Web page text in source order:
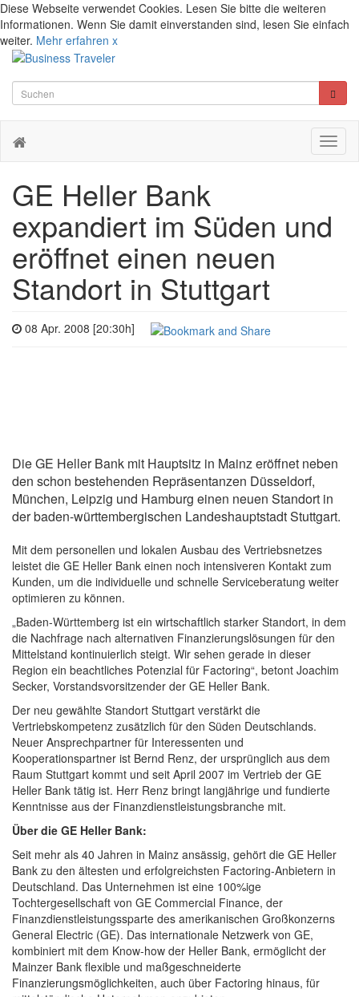
Diese Webseite verwendet Cookies. Lesen Sie bitte die weiteren
Informationen. Wenn Sie damit einverstanden sind, lesen Sie einfach
weiter. Mehr erfahren x
GE Heller Bank
expandiert im Süden und
eröffnet einen neuen
Standort in Stuttgart
08 Apr. 2008 [20:30h]
Die GE Heller Bank mit Hauptsitz in Mainz eröffnet neben
den schon bestehenden Repräsentanzen Düsseldorf,
München, Leipzig und Hamburg einen neuen Standort in
der baden-württembergischen Landeshauptstadt Stuttgart.
Mit dem personellen und lokalen Ausbau des Vertriebsnetzes
leistet die GE Heller Bank einen noch intensiveren Kontakt zum
Kunden, um die individuelle und schnelle Serviceberatung weiter
optimieren zu können.
„Baden-Württemberg ist ein wirtschaftlich starker Standort, in dem
die Nachfrage nach alternativen Finanzierungslösungen für den
Mittelstand kontinuierlich steigt. Wir sehen gerade in dieser
Region ein beachtliches Potenzial für Factoring“, betont Joachim
Secker, Vorstandsvorsitzender der GE Heller Bank.
Der neu gewählte Standort Stuttgart verstärkt die
Vertriebskompetenz zusätzlich für den Süden Deutschlands.
Neuer Ansprechpartner für Interessenten und
Kooperationspartner ist Bernd Renz, der ursprünglich aus dem
Raum Stuttgart kommt und seit April 2007 im Vertrieb der GE
Heller Bank tätig ist. Herr Renz bringt langjährige und fundierte
Kenntnisse aus der Finanzdienstleistungsbranche mit.
Über die GE Heller Bank:
Seit mehr als 40 Jahren in Mainz ansässig, gehört die GE Heller
Bank zu den ältesten und erfolgreichsten Factoring-Anbietern in
Deutschland. Das Unternehmen ist eine 100%ige
Tochtergesellschaft von GE Commercial Finance, der
Finanzdienstleistungssparte des amerikanischen Großkonzerns
General Electric (GE). Das internationale Netzwerk von GE,
kombiniert mit dem Know-how der Heller Bank, ermöglicht der
Mainzer Bank flexible und maßgeschneiderte
Finanzierungsmöglichkeiten, auch über Factoring hinaus, für